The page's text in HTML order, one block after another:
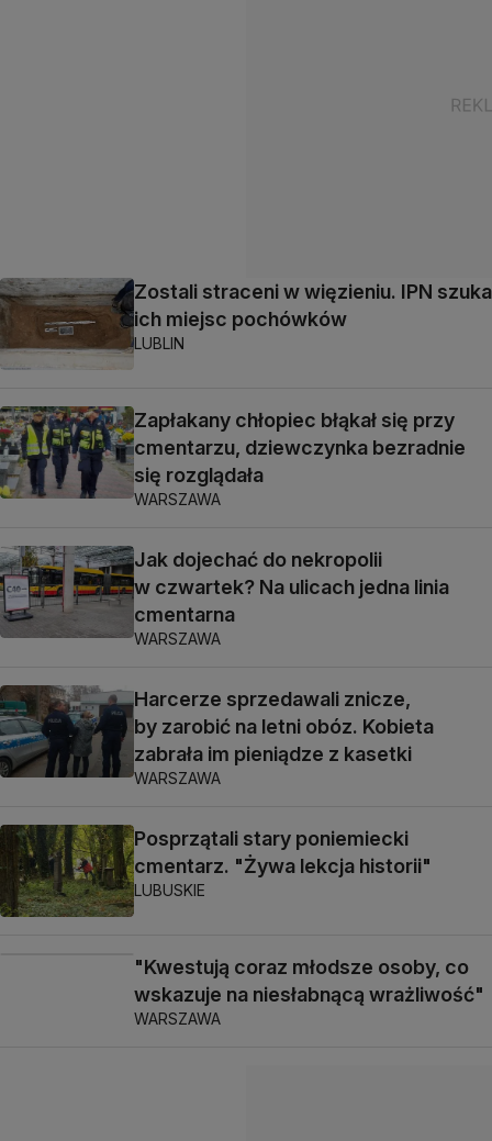
Zostali straceni w więzieniu. IPN szuka
ich miejsc pochówków
LUBLIN
Zapłakany chłopiec błąkał się przy
cmentarzu, dziewczynka bezradnie
się rozglądała
WARSZAWA
Jak dojechać do nekropolii
w czwartek? Na ulicach jedna linia
cmentarna
WARSZAWA
Harcerze sprzedawali znicze,
by zarobić na letni obóz. Kobieta
zabrała im pieniądze z kasetki
WARSZAWA
Posprzątali stary poniemiecki
cmentarz. "Żywa lekcja historii"
LUBUSKIE
"Kwestują coraz młodsze osoby, co
wskazuje na niesłabnącą wrażliwość"
WARSZAWA